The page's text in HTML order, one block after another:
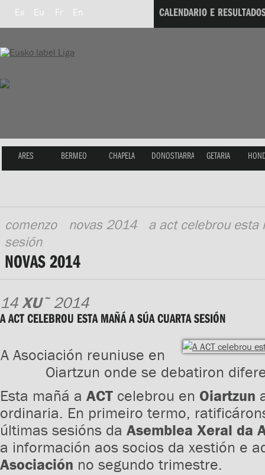
Es Eu Fr En CALENDARIO E
ARES BERMEO CHAPELA DONOSTIARRA GETARIA
comenzo novas 2014
a act celebrou esta
sesión
NOVAS 2014
14XU˜2014
A ACT CELEBROU ESTA MAÑÁ A SÚA CUARTA SESIÓN
A Asociación reuniuse en
Oiartzun onde se debatiron
Esta mañá a ACT celebrou en Oiartzun
ordinaria. En primeiro termo,
últimas sesións da Asemblea Xeral da
a información aos socios da xestión e
Asociación no segundo trimestre.